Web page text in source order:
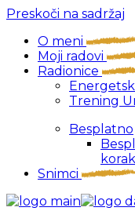
Preskoči na sadržaj
O meni
Moji radovi
Radionice
Trening
Besplatno
Snimci